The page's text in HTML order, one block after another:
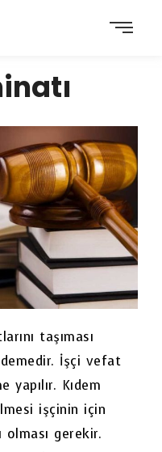
taşıması
İşçi vefat
yapılır. Kıdem
işçinin için
olması gerekir.